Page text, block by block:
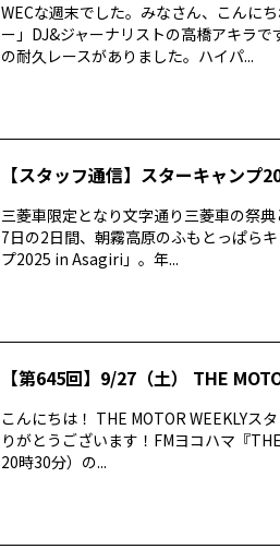
WECな週末でした。みなさん、こんに
ー」DJ&ジャーナリストの高橋アキラ
の耐久レースがありました。ハイパ...
【スタッフ通信】スターキャン
三菱車限定となり文字通り三菱車の祭
7日の2日間、朝霧高原のふもとっぱら
プ2025 in Asagiri」。年...
【第645回】9/27（土） THE
こんにちは！ THE MOTOR WEEKLYス
りがとうございます！FMヨコハマ『
20時30分）の...